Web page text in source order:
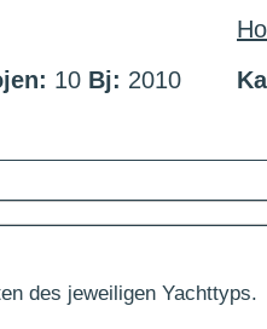
10 Bj: 2010
des jeweiligen Yachttyps.